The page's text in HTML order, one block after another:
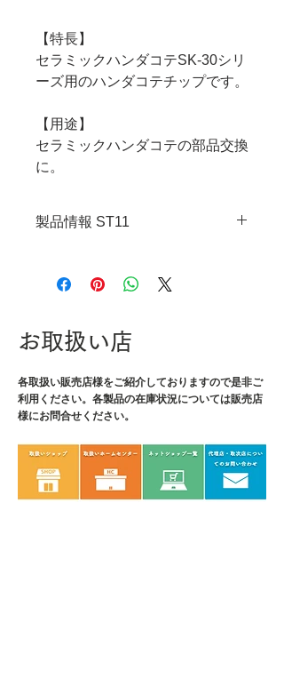
【特長】
セラミックハンダコテSK-30シリ
ーズ用のハンダコテチップです。
【用途】
セラミックハンダコテの部品交換
に。
製品情報 ST11
お取扱い店
各取扱い販売店様をご紹介しておりますので是非ご
利用ください。各製品の在庫状況については販売店
様にお問合せください。